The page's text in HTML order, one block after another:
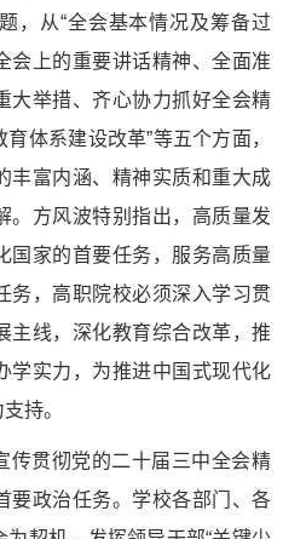
，从“全会基本情况及筹备过
会上的重要讲话精神、全面准
大举措、齐心协力抓好全会精
体系建设改革”等五个方面，
丰富内涵、精神实质和重大成
。方风波特别指出，高质量发
国家的首要任务，服务高质量
务，高职院校必须深入学习贯
主线，深化教育综合改革，推
学实力，为推进中国式现代化
持。
传贯彻党的二十届三中全会精
要政治任务。学校各部门、各